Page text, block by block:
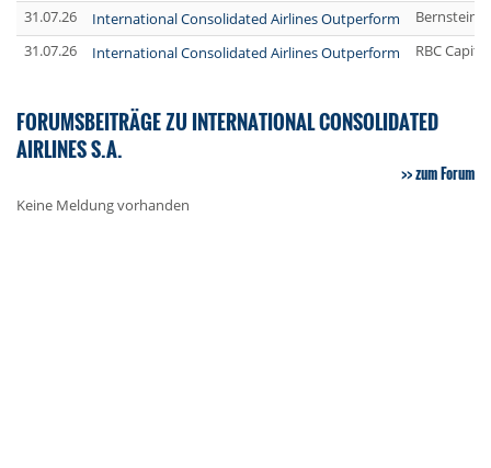
31.07.26
International Consolidated Airlines Outperform
Bernstein
31.07.26
International Consolidated Airlines Outperform RBC
FORUMSBEITRÄGE ZU INTERNATIONAL CONSOLIDATED
AIRLINES S.A.
zum Forum
Keine Meldung vorhanden